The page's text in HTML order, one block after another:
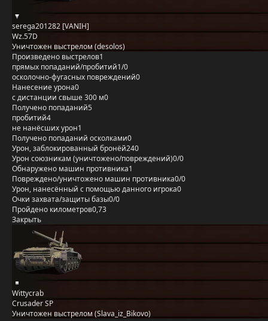
serega201282 [VANIH]
Wz.57D
Уничтожен выстрелом (desolos)
Произведено выстрелов1
прямых попаданий/пробитий1/0
осколочно-фугасных повреждений0
Нанесение урона0
с дистанции свыше 300 м0
Получено попаданий5
пробитий4
не нанёсших урон1
Получено попаданий осколками0
Урон, заблокированный бронёй240
Урон союзникам (уничтожено/повреждений)0/0
Обнаружено машин противника1
Повреждено/уничтожено машин противника0/0
Урон, нанесённый с помощью данного игрока0
Очки захвата/защиты базы0/0
Пройдено километров0,73
Закрыть
Wittycrab
Crusader SP
Уничтожен выстрелом (Slava_iz_Bikovo)